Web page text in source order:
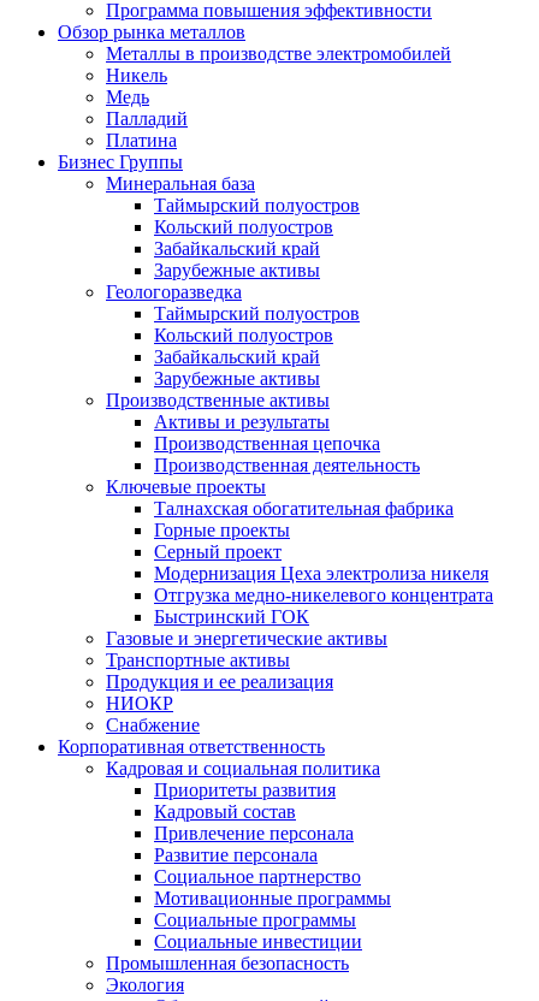
Программа повышения эффективности
Обзор рынка металлов
Металлы в производстве электромобилей
Никель
Медь
Палладий
Платина
Бизнес Группы
Минеральная база
Таймырский полуостров
Кольский полуостров
Забайкальский край
Зарубежные активы
Геологоразведка
Таймырский полуостров
Кольский полуостров
Забайкальский край
Зарубежные активы
Производственные активы
Активы и результаты
Производственная цепочка
Производственная деятельность
Ключевые проекты
Талнахская обогатительная фабрика
Горные проекты
Серный проект
Модернизация Цеха электролиза никеля
Отгрузка медно-никелевого концентрата
Быстринский ГОК
Газовые и энергетические активы
Транспортные активы
Продукция и ее реализация
НИОКР
Снабжение
Корпоративная ответственность
Кадровая и социальная политика
Приоритеты развития
Кадровый состав
Привлечение персонала
Развитие персонала
Социальное партнерство
Мотивационные программы
Социальные программы
Социальные инвестиции
Промышленная безопасность
Экология